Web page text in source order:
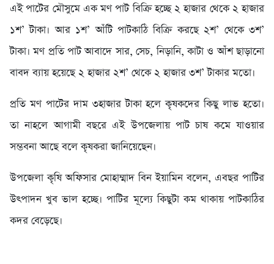
এই পাটের মৌসুমে এক মণ পাট বিক্রি হচ্ছে ২ হাজার থেকে ২ হাজার
১শ’ টাকা। আর ১শ’ আঁটি পাটকাঠি বিক্রি করছে ২শ’ থেকে ৩শ’
টাকা। মণ প্রতি পাট আবাদে সার, সেচ, নিড়ানি, কাটা ও আঁশ ছাড়ানো
বাবদ ব্যায় হয়েছে ২ হাজার ২শ’ থেকে ২ হাজার ৩শ’ টাকার মতো।
প্রতি মণ পাটের দাম ৩হাজার টাকা হলে কৃষকদের কিছু লাভ হতো।
তা নাহলে আগামী বছরে এই উপজেলায় পাট চাষ কমে যাওয়ার
সম্ভবনা আছে বলে কৃষকরা জানিয়েছেন।
উপজেলা কৃষি অফিসার মোহাম্মাদ বিন ইয়ামিন বলেন, এবছর পাটির
উৎপাদন খুব ভাল হচ্ছে। পাটির মূল্যে কিছুটা কম থাকায় পাটকাঠির
কদর বেড়েছে।